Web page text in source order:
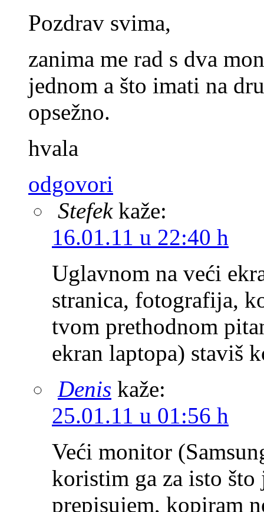
Pozdrav svima,
zanima me rad s dva
jednom a što imati na
opsežno.
hvala
odgovori
Stefek kaže:
16.01.11 u 22:40 h
Uglavnom na veći
stranica, fotografija,
tvom prethodnom
ekran laptopa) staviš
Denis kaže:
25.01.11 u 01:56 h
Veći monitor
koristim ga za isto
prepisujem, kopiram